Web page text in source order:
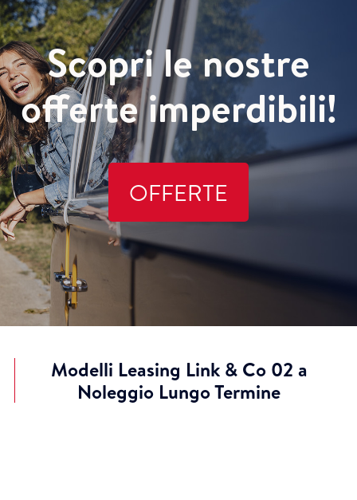
Scopri le nostre
offerte imperdibili!
OFFERTE
Modelli Leasing Link & Co 02 a
Noleggio Lungo Termine